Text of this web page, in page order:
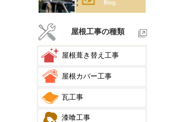
屋根工事の種類
屋根葺き替え工事
屋根カバー工事
瓦工事
漆喰工事